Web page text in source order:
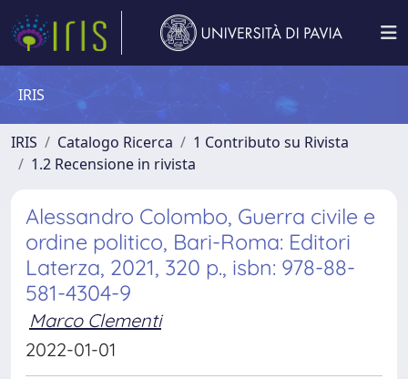
IRIS
IRIS Catalogo Ricerca
1 Contributo su Rivista
1.2 Recensione in rivista
Alessandro Colombo, Guerra civile e
ordine politico, Bari-Roma: Editori
Laterza, 2021, 320 p., isbn: 978-88-
581-4304-9
Marco Clementi
2022-01-01